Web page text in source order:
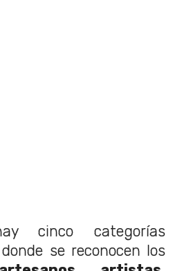
cinco categorías
se reconocen los